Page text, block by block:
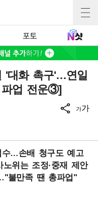
포토
'대화 촉구'…연일
파업 전운③]
가가
수…손배 청구도 예고
위는 조정·중재 제안
불만족 땐 총파업"